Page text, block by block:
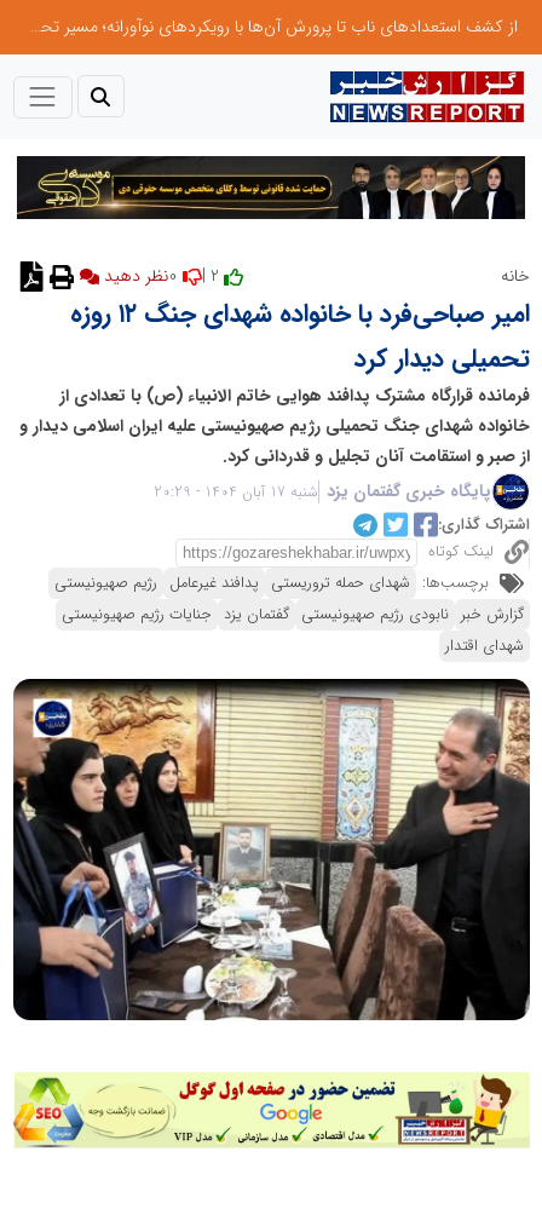
از کشف استعدادهای ناب تا پرورش آن‌ها با رویکردهای نوآورانه؛ مسیر تحول‌آفرین شنای ایران در سطح جهانی
خانه نظر دهید
امیر صباحی‌فرد با خانواده شهدای جنگ ۱۲ روزه
تحمیلی دیدار کرد
فرمانده قرارگاه مشترک پدافند هوایی خاتم الانبیاء (ص) با تعدادی از
خانواده شهدای جنگ تحمیلی رژیم صهیونیستی علیه ایران اسلامی دیدار و
از صبر و استقامت آنان تجلیل و قدردانی کرد.
پایگاه خبری گفتمان یزد شنبه 17 آبان 1404 - 20:29
اشتراک گذاری:
لینک کوتاه
برچسب‌ها: شهدای حمله تروریستی پدافند غیرعامل رژیم صهیونیستی
گزارش خبر نابودی رژیم صهیونیستی گفتمان یزد جنایات رژیم صهیونیستی
شهدای اقتدار